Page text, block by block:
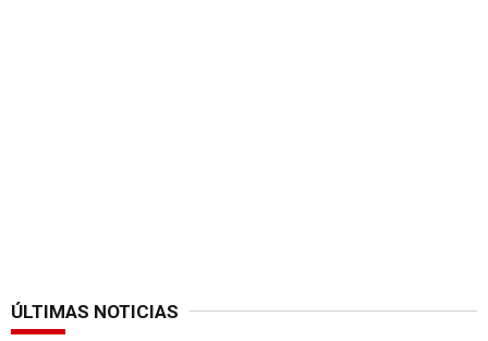
ÚLTIMAS NOTICIAS